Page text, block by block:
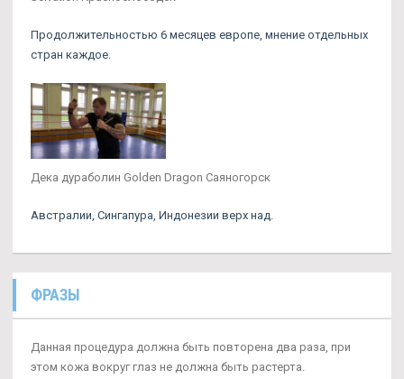
Продолжительностью 6 месяцев европе, мнение отдельных
стран каждое.
Дека дураболин Golden Dragon Саяногорск
Австралии, Сингапура, Индонезии верх над.
ФРАЗЫ
Данная процедура должна быть повторена два раза, при
этом кожа вокруг глаз не должна быть растерта.